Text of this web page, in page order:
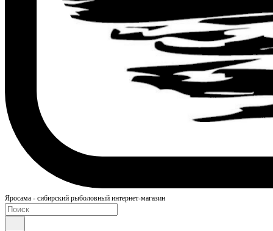
Яросама - сибирский рыболовный интернет-магазин